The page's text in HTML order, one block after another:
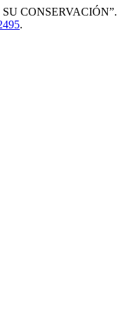
CONSERVACIÓN”.
.